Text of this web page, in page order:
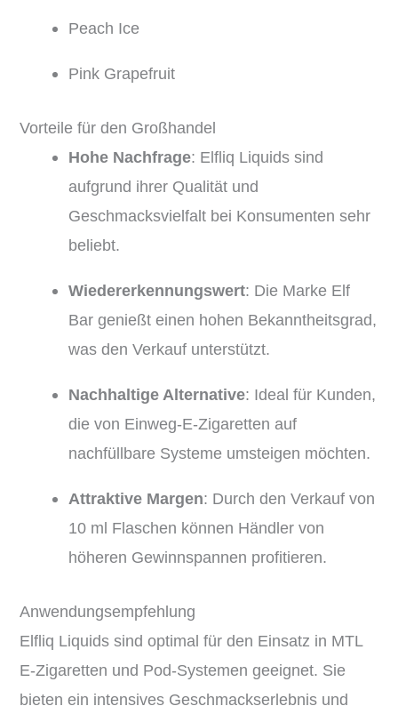
Peach Ice
Pink Grapefruit
Vorteile für den Großhandel
Hohe Nachfrage: Elfliq Liquids sind
aufgrund ihrer Qualität und
Geschmacksvielfalt bei Konsumenten sehr
beliebt.
Wiedererkennungswert: Die Marke Elf
Bar genießt einen hohen Bekanntheitsgrad,
was den Verkauf unterstützt.
Nachhaltige Alternative: Ideal für Kunden,
die von Einweg-E-Zigaretten auf
nachfüllbare Systeme umsteigen möchten.
Attraktive Margen: Durch den Verkauf von
10 ml Flaschen können Händler von
höheren Gewinnspannen profitieren.
Anwendungsempfehlung
Elfliq Liquids sind optimal für den Einsatz in MTL
E-Zigaretten und Pod-Systemen geeignet. Sie
bieten ein intensives Geschmackserlebnis und